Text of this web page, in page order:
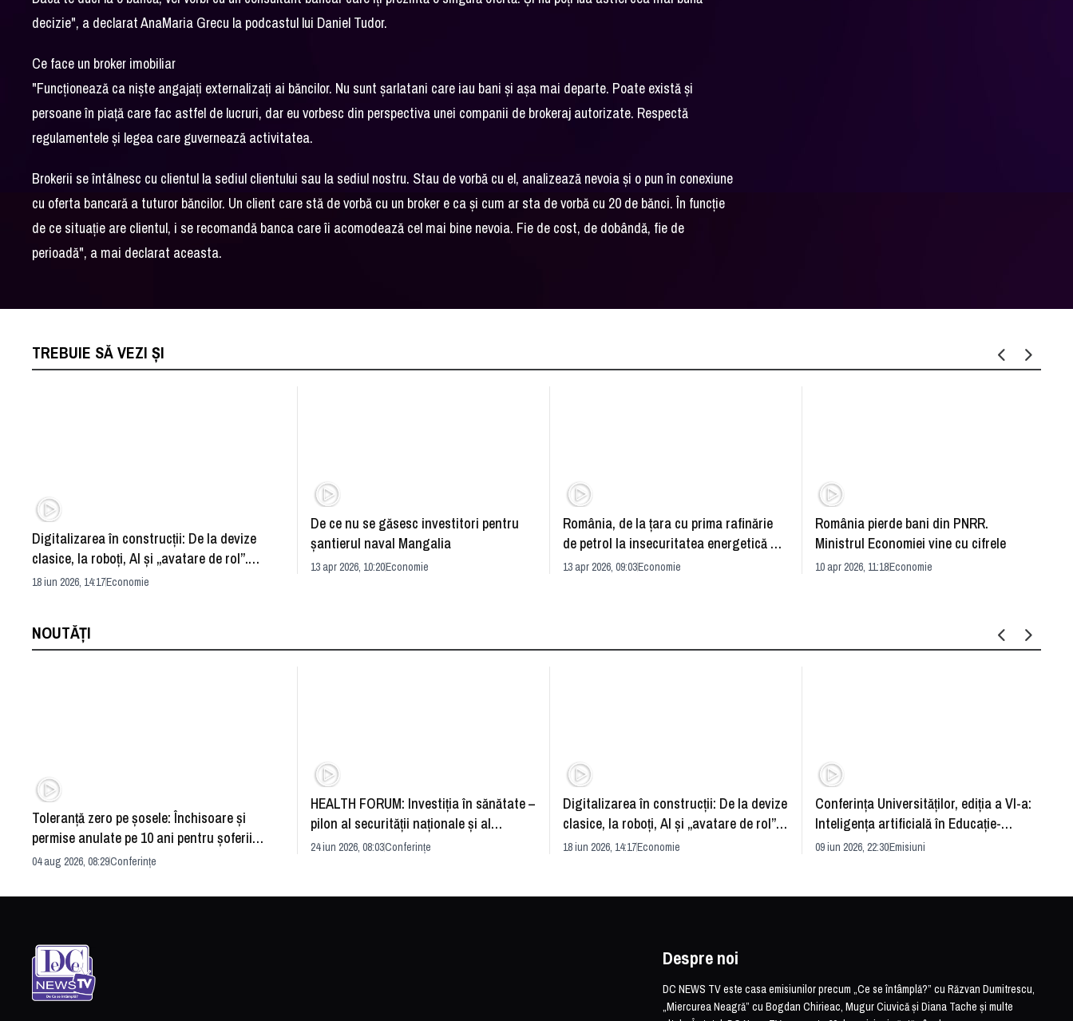
decizie", a declarat AnaMaria Grecu la podcastul lui Daniel Tudor.
Ce face un broker imobiliar
"Funcţionează ca nişte angajaţi externalizaţi ai băncilor. Nu sunt şarlatani care iau bani şi aşa mai departe. Poate există şi
persoane în piaţă care fac astfel de lucruri, dar eu vorbesc din perspectiva unei companii de brokeraj autorizate. Respectă
regulamentele şi legea care guvernează activitatea.
Brokerii se întâlnesc cu clientul la sediul clientului sau la sediul nostru. Stau de vorbă cu el, analizează nevoia şi o pun în conexiune
cu oferta bancară a tuturor băncilor. Un client care stă de vorbă cu un broker e ca şi cum ar sta de vorbă cu 20 de bănci. În funcţie
de ce situaţie are clientul, i se recomandă banca care îi acomodează cel mai bine nevoia. Fie de cost, de dobândă, fie de
perioadă", a mai declarat aceasta.
TREBUIE SĂ VEZI ȘI
Digitalizarea în construcții: De la devize
clasice, la roboți, AI și „avatare de rol”.
România și redefinirea industriei
18 iun 2026, 14:17Economie
De ce nu se găsesc investitori pentru
şantierul naval Mangalia
13 apr 2026, 10:20Economie
România, de la ţara cu prima rafinărie
de petrol la insecuritatea energetică de
azi
13 apr 2026, 09:03Economie
România pierde bani din PNRR.
Ministrul Economiei vine cu cifrele
10 apr 2026, 11:18Economie
NOUTĂȚI
Toleranță zero pe șosele: Închisoare și
permise anulate pe 10 ani pentru șoferii
iresponsabili
04 aug 2026, 08:29Conferințe
HEALTH FORUM: Investiția în sănătate –
pilon al securității naționale și al
dezvoltării economice
24 iun 2026, 08:03Conferințe
Digitalizarea în construcții: De la devize
clasice, la roboți, AI și „avatare de rol”.
România și redefinirea industriei
18 iun 2026, 14:17Economie
Conferința Universităților, ediția a VI-a:
Inteligența artificială în Educație-
soluție sau problemă?
09 iun 2026, 22:30Emisiuni
Despre noi
DC NEWS TV este casa emisiunilor precum „Ce se întâmplă?” cu Răzvan Dumitrescu,
„Miercurea Neagră” cu Bogdan Chirieac, Mugur Ciuvică și Diana Tache și multe